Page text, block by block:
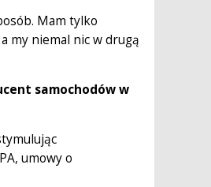
Mam tylko
my niemal nic w drugą
samochodów w
umowy o